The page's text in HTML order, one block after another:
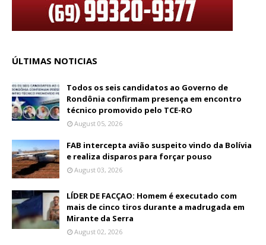
ÚLTIMAS NOTICIAS
Todos os seis candidatos ao Governo de
Rondônia confirmam presença em encontro
técnico promovido pelo TCE-RO
August 05, 2026
FAB intercepta avião suspeito vindo da Bolívia
e realiza disparos para forçar pouso
August 03, 2026
LÍDER DE FACÇAO: Homem é executado com
mais de cinco tiros durante a madrugada em
Mirante da Serra
August 02, 2026